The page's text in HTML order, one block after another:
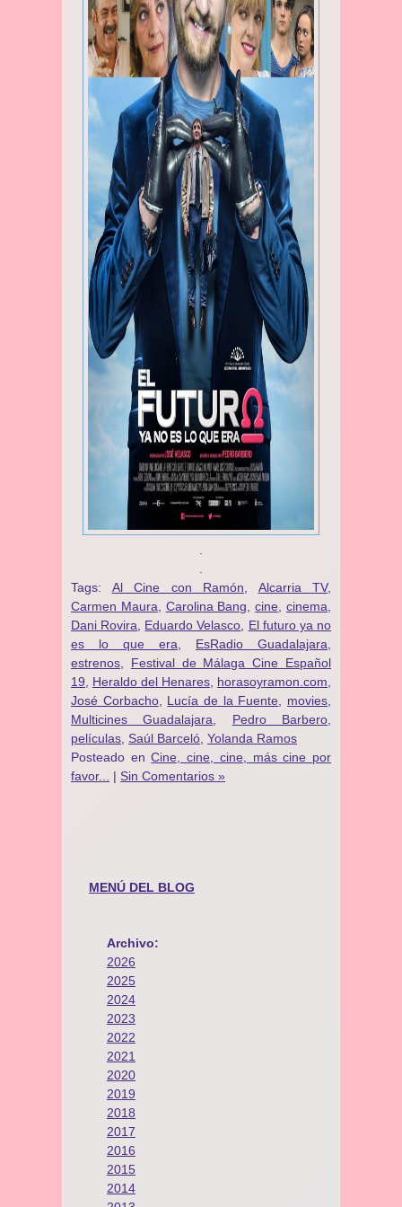
Tags: Al Cine con Ramón Alcarria TV,
Carmen Maura
Carolina Bang ,cine ,cinema
Dani Rovira
Eduardo Velasco
El futuro ya no
es lo que era
EsRadio Guadalajara
estrenos
Festival de Málaga Cine Español
19
Heraldo del Henares horasoyramon.com
José Corbacho, Lucía de la Fuente movies
Multicines Guadalajara
Pedro Barbero
películas Saúl Barceló Yolanda Ramos
Posteado enCine, cine, cine, más cine por
favor...
| Sin Comentarios »
MENÚ DEL BLOG
Archivo:
2026
2025
2024
2023
2022
2021
2020
2019
2018
2017
2016
2015
2014